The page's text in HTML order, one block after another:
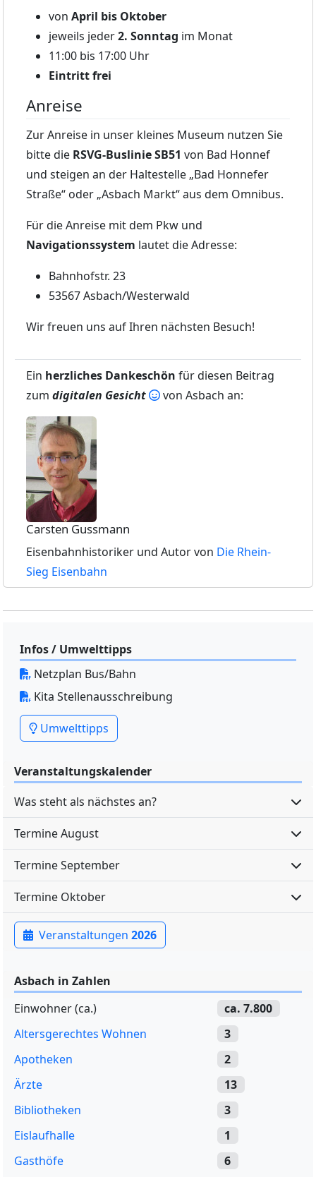
von April bis Oktober
jeweils jeder2. Sonntag im Monat
11:00 bis 17:00 Uhr
Eintritt frei
Anreise
Zur Anreise in unser kleines Museum nutzen Sie
bitte die RSVG-Buslinie SB51 von Bad Honnef
und steigen an der Haltestelle „Bad Honnefer
Straße“ oder „Asbach Markt“ aus dem Omnibus.
Für die Anreise mit dem Pkw und
Navigationssystem lautet die Adresse:
Bahnhofstr. 23
53567 Asbach/Westerwald
Wir freuen uns auf Ihren nächsten Besuch!
Ein herzliches Dankeschön für diesen Beitrag
zum digitalen Gesicht von Asbach an:
Carsten Gussmann
Eisenbahnhistoriker und Autor von Die Rhein-
Sieg Eisenbahn
Infos / Umwelttipps
Netzplan Bus/Bahn
Kita Stellenausschreibung
Umwelttipps
Veranstaltungskalender
Was steht als nächstes an?
Termine August
Termine September
Termine Oktober
Veranstaltungen 2026
Asbach in Zahlen
Einwohner (ca.)
ca. 7.800
Altersgerechtes Wohnen
3
Apotheken
2
Ärzte
13
Bibliotheken
3
Eislaufhalle
1
Gasthöfe
6